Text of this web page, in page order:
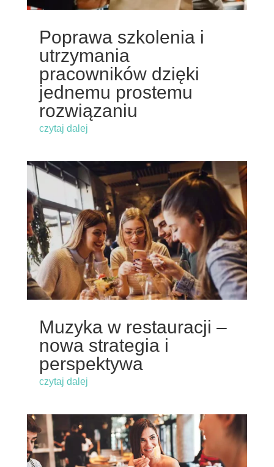
Poprawa szkolenia i
utrzymania
pracowników dzięki
jednemu prostemu
rozwiązaniu
czytaj dalej
Muzyka w restauracji –
nowa strategia i
perspektywa
czytaj dalej